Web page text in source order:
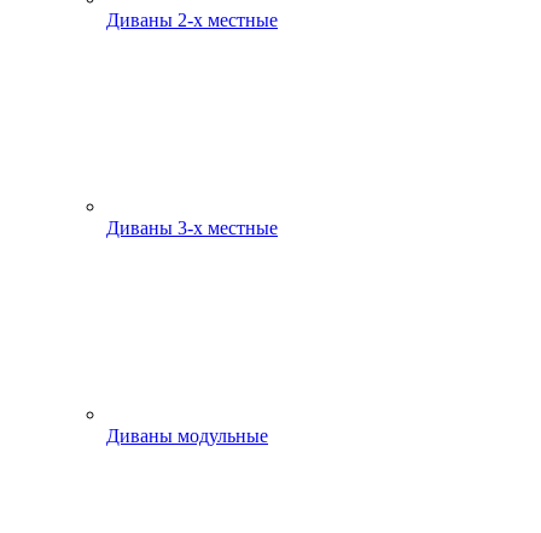
Диваны 2-х местные
Диваны 3-х местные
Диваны модульные